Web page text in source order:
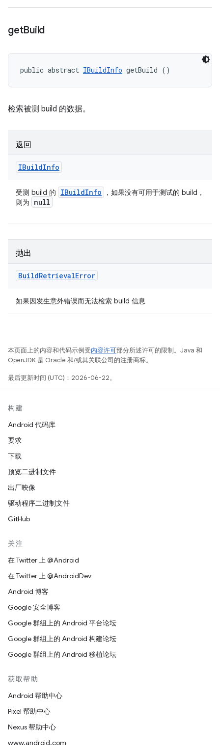
getBuild
public abstract IBuildInfo getBuild ()
检索被测 build 的数据。
返回
IBuildInfo
受测 build 的 IBuildInfo
，如果没有可用于测试的 build，
则为
null
抛出
BuildRetrievalError
如果因发生意外错误而无法检索 build 信息
本页面上的内容和代码示例受内容许可部分所述许可的限制。Java 和
OpenJDK 是 Oracle 和/或其关联公司的注册商标。
最后更新时间 (UTC)：2026-06-22。
构建
Android 代码库
要求
下载
预览二进制文件
出厂映像
驱动程序二进制文件
GitHub
关注
在 Twitter 上 @Android
在 Twitter 上 @AndroidDev
Android 博客
Google 安全博客
Google 群组上的 Android 平台论坛
Google 群组上的 Android 构建论坛
Google 群组上的 Android 移植论坛
获取帮助
Android 帮助中心
Pixel 帮助中心
Nexus 帮助中心
www.android.com